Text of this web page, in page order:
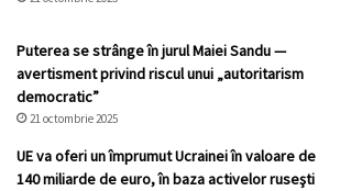
Puterea se strânge în jurul Maiei Sandu —
avertisment privind riscul unui „autoritarism
democratic”
21 octombrie 2025
UE va oferi un împrumut Ucrainei în valoare de
140 miliarde de euro, în baza activelor ruseşti